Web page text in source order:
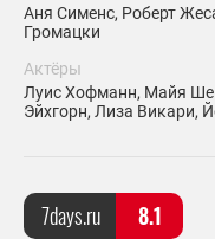
Аня Сименс, Роберт
Громацки
Актёры
Луис Хофманн, Майя
Эйхгорн, Лиза Викари,
7days.ru
8.1